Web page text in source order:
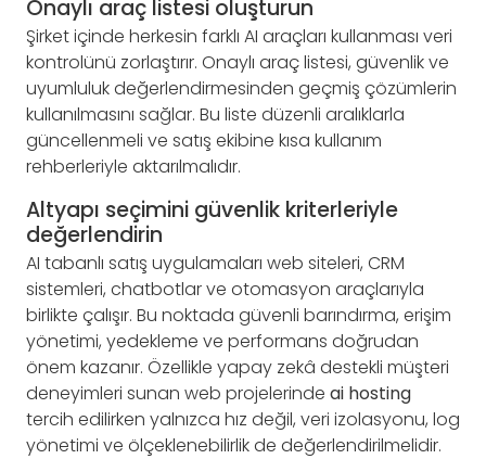
Onaylı araç listesi oluşturun
Şirket içinde herkesin farklı AI araçları kullanması veri
kontrolünü zorlaştırır. Onaylı araç listesi, güvenlik ve
uyumluluk değerlendirmesinden geçmiş çözümlerin
kullanılmasını sağlar. Bu liste düzenli aralıklarla
güncellenmeli ve satış ekibine kısa kullanım
rehberleriyle aktarılmalıdır.
Altyapı seçimini güvenlik kriterleriyle
değerlendirin
AI tabanlı satış uygulamaları web siteleri, CRM
sistemleri, chatbotlar ve otomasyon araçlarıyla
birlikte çalışır. Bu noktada güvenli barındırma, erişim
yönetimi, yedekleme ve performans doğrudan
önem kazanır. Özellikle yapay zekâ destekli müşteri
deneyimleri sunan web projelerinde ai hosting
tercih edilirken yalnızca hız değil, veri izolasyonu, log
yönetimi ve ölçeklenebilirlik de değerlendirilmelidir.